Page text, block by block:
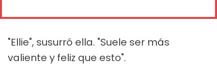
"Ellie", susurró ella. "Suele ser más
valiente y feliz que esto".